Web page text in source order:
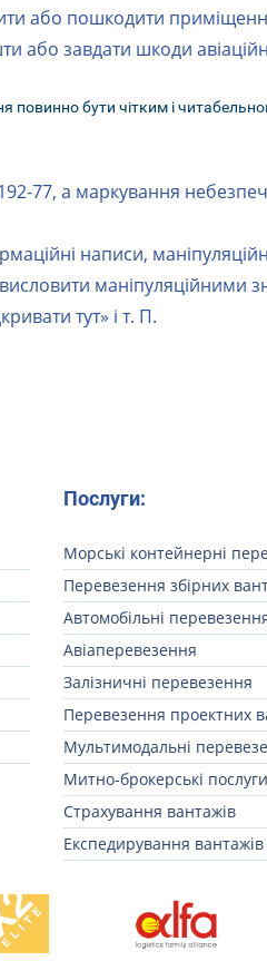
або пошкодити
або завдати шкоди
повинно бути чітким і
77, а маркування
написи,
маніпуляційними
тут» і т. П.
Послуги:
Морські контейнерні
Перевезення збірних
Автомобільні
Авіаперевезення
Залізничні перевезення
Перевезення проектних
Мультимодальні
Митно-брокерські послуги
Страхування вантажів
Експедирування